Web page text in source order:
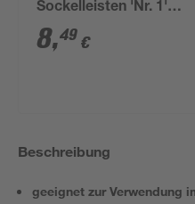
Sockelleisten 'Nr. 1'
schwarz, 20 Stück
8,49 €
Beschreibung
geeignet zur Verwendung